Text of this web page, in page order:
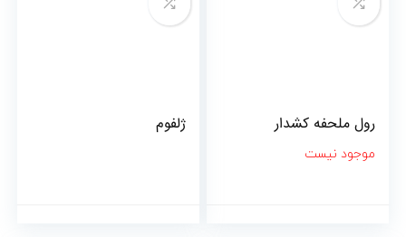
رول ملحفه کشدار
موجود نیست
ژلفوم